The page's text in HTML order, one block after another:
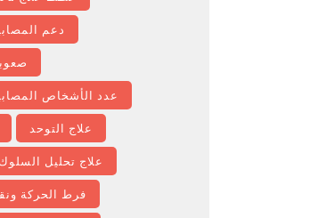
دعم
عدد الأشخاص
علاج التوحد
علاج تحليل
فرط الحركة